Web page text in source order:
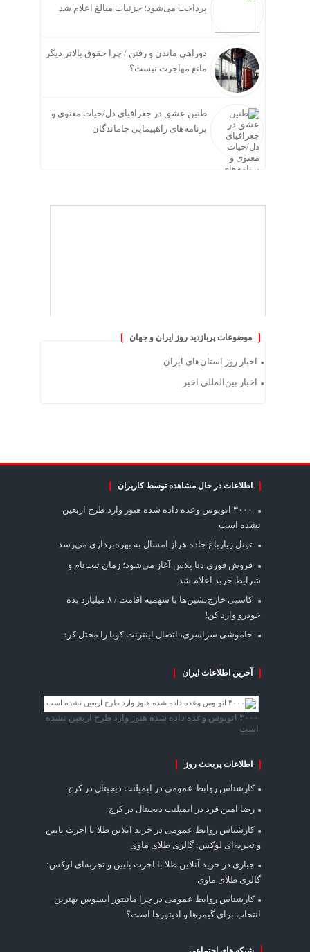
پرداخت می‌شود؛ جزئیات مبالغ اعلام شد
دوراهی ماندن و رفتن / چرا حقوق بالاتر دیگر
مانع مهاجرت نیست؟
طنین عشق در جغرافیای دل/حیات معنوی و
برنامه‌های راهپیمایی جاماندگان
موضوعات پربازدید روز ایران و جهان
اخبار روز استان‌های ایران
اخبار بین‌المللی اخیر
اطلاعات در حال مشاهده توسط کاربران
۳۰۰۰ اتوبوس وعده داده شده هنوز وارد طرح اربعین
نشده است
تونل زیارباغ جاده هراز امسال به بهره‌برداری می‌رسد
فروش فوری دنا پلاس آغاز می‌شود؛ زمان ثبت‌نام و
شرایط خرید اعلام شد
کاسبی خارج‌نشین‌ها با سهمیه اقامت / ۸ میلیارد بده
خودرو وارد کن!
خاموشی سراسری، اتصال اینترنت کوبا را مختل کرد
آخرین اطلاعات ایران
۳۰۰۰ اتوبوس وعده داده شده هنوز وارد طرح اربعین نشده
است
اطلاعات پربحث روز
کارشناس روابط عمومی در
ایمپلنت دیجیتال در کرج
رضا امین فرد در
ایمپلنت دیجیتال در کرج
کارشناس روابط عمومی در خرید آنلاین طلا با اجرت پایین
و تجربه‌ای لوکس: گالری طلای ماوی
جباری در خرید آنلاین طلا با اجرت پایین و تجربه‌ای لوکس:
گالری طلای ماوی
کارشناس روابط عمومی در چرا مانیتور ایسوس بهترین
انتخاب برای گیمرها و ادیتورها است؟